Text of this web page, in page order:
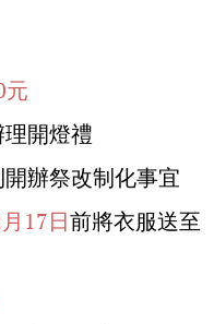
元
開燈禮
辦祭改制化事宜
17日前將衣服送至